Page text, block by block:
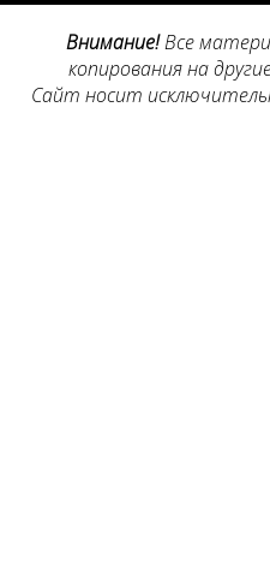
Внимание!Все
копирования на
Сайт носит